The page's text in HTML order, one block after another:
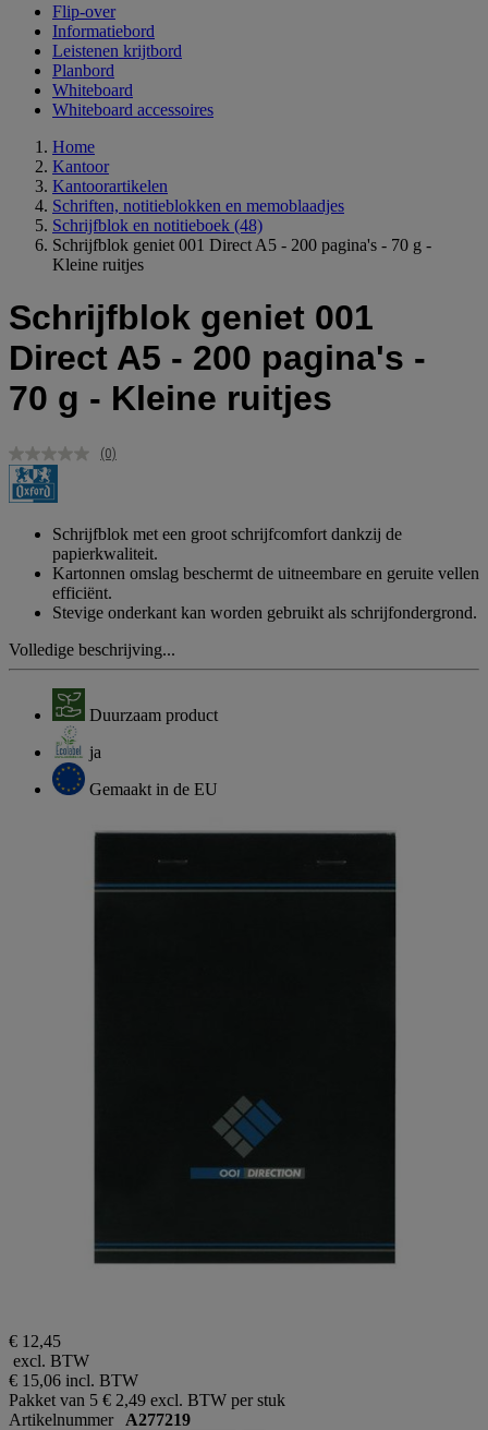
Flip-over
Informatiebord
Leistenen krijtbord
Planbord
Whiteboard
Whiteboard accessoires
Home
Kantoor
Kantoorartikelen
Schriften, notitieblokken en memoblaadjes
Schrijfblok en notitieboek (48)
Schrijfblok geniet 001 Direct A5 - 200 pagina's - 70 g -
Kleine ruitjes
Schrijfblok geniet 001
Direct A5 - 200 pagina's -
70 g - Kleine ruitjes
Geen
(0)
Schrijfblok met een groot schrijfcomfort dankzij de
papierkwaliteit.
Kartonnen omslag beschermt de uitneembare en geruite vellen
efficiënt.
Stevige onderkant kan worden gebruikt als schrijfondergrond.
Volledige beschrijving...
Duurzaam product
ja
Gemaakt in de EU
€ 12,45
excl. BTW
€ 15,06 incl. BTW
Pakket van 5 € 2,49 excl. BTW per stuk
Artikelnummer A277219